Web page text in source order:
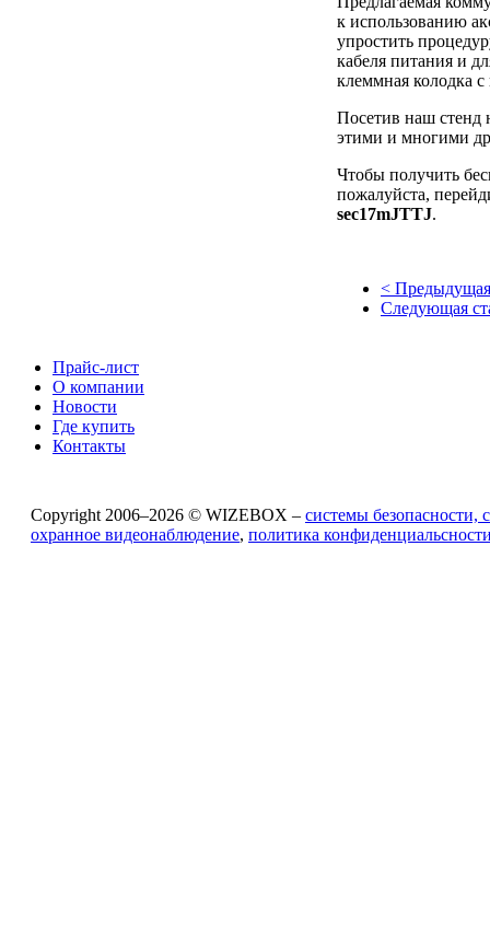
к использованию
упростить
кабеля питания и
клеммная колодка
Посетив наш стенд
этими и многими
Чтобы получить
пожалуйста,
sec17mJTTJ.
< Предыдущая
Следующая
Прайс-лист
О компании
Новости
Где купить
Контакты
Copyright 2006–2026 © WIZEBOX – системы безопасности,
охранное видеонаблюдение, политика